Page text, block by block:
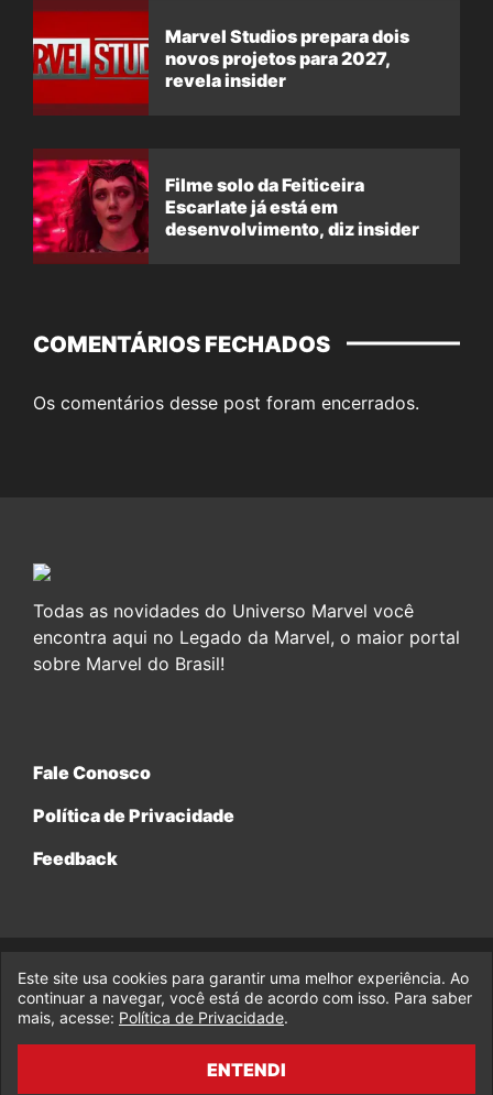
Marvel Studios prepara dois
novos projetos para 2027,
revela insider
Filme solo da Feiticeira
Escarlate já está em
desenvolvimento, diz insider
COMENTÁRIOS FECHADOS
Os comentários desse post foram encerrados.
Todas as novidades do Universo Marvel você
encontra aqui no Legado da Marvel, o maior portal
sobre Marvel do Brasil!
Fale Conosco
Política de Privacidade
Feedback
© 2017-2026 Legado da Marvel, uma empresa da Legado
Enterprises.
fabiolobo
Este site usa cookies para garantir uma melhor experiência. Ao
continuar a navegar, você está de acordo com isso. Para saber
mais, acesse: Política de Privacidade.
ENTENDI